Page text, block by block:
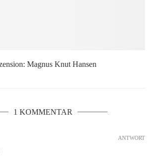
Magnus Knut Hansen
1 KOMMENTAR
ANTWORT